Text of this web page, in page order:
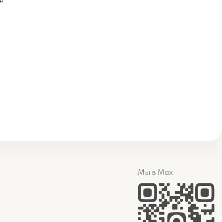
Мы в Max